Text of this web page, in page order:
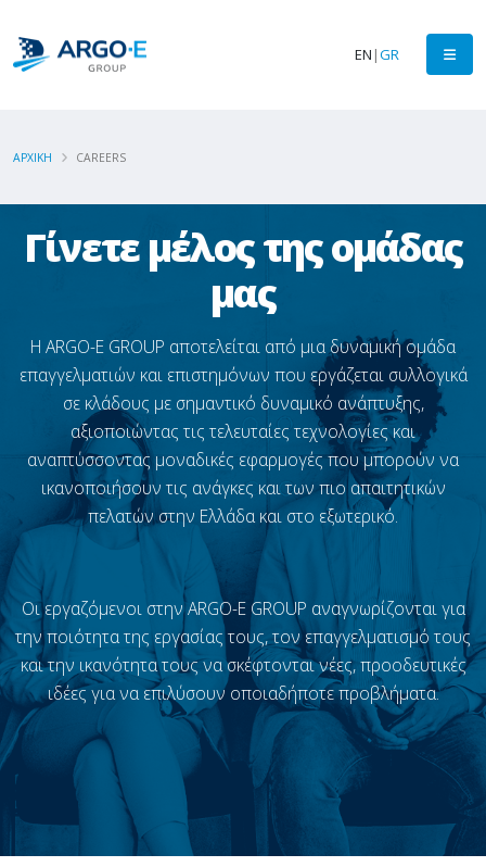
EN |GR
ΑΡΧΙΚΗ CAREERS
Γίνετε μέλος της oμάδας
μας
Η ARGO-E GROUP αποτελείται από μια δυναμική ομάδα
επαγγελματιών και επιστημόνων που εργάζεται συλλογικά
σε κλάδους με σημαντικό δυναμικό ανάπτυξης,
αξιοποιώντας τις τελευταίες τεχνολογίες και
αναπτύσσοντας μοναδικές εφαρμογές που μπορούν να
ικανοποιήσουν τις ανάγκες και των πιο απαιτητικών
πελατών στην Ελλάδα και στο εξωτερικό.
Οι εργαζόμενοι στην ARGO-E GROUP αναγνωρίζονται για
την ποιότητα της εργασίας τους, τον επαγγελματισμό τους
και την ικανότητα τους να σκέφτονται νέες, προοδευτικές
ιδέες για να επιλύσουν οποιαδήποτε προβλήματα.